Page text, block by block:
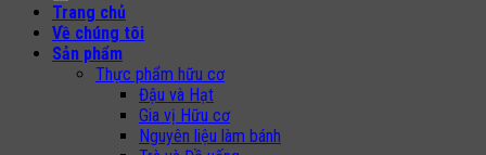
Trang chủ
Về chúng tôi
Sản phẩm
Thực phẩm hữu cơ
Đậu và Hạt
Gia vị Hữu cơ
Nguyên liệu làm bánh